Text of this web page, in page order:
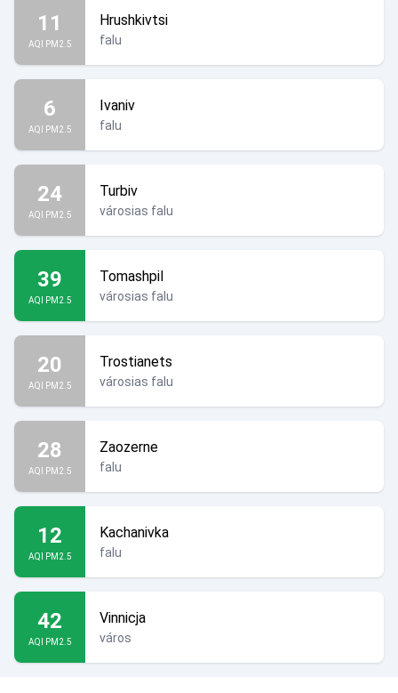
11
AQI PM2.5
Hrushkivtsi
falu
6
AQI PM2.5
Ivaniv
falu
24
AQI PM2.5
Turbiv
városias falu
39
AQI PM2.5
Tomashpil
városias falu
20
AQI PM2.5
Trostianets
városias falu
28
AQI PM2.5
Zaozerne
falu
12
AQI PM2.5
Kachanivka
falu
42
AQI PM2.5
Vinnicja
város